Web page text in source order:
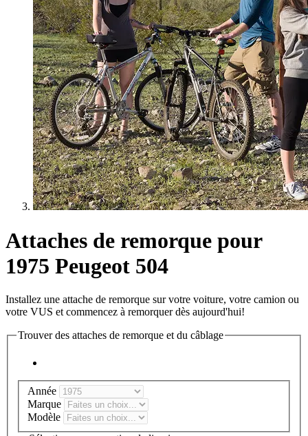
Attaches de remorque pour
1975 Peugeot 504
Installez une attache de remorque sur votre voiture, votre camion ou
votre VUS et commencez à remorquer dès aujourd'hui!
Trouver des attaches de remorque et du câblage
Année
Marque
Modèle